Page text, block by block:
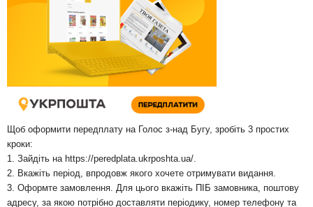
Щоб оформити передплату на Голос з-над Бугу, зробіть 3 простих
кроки:
1. Зайдіть на https://peredplata.ukrposhta.ua/.
2. Вкажіть період, впродовж якого хочете отримувати видання.
3. Оформте замовлення. Для цього вкажіть ПІБ замовника, поштову
адресу, за якою потрібно доставляти періодику, номер телефону та